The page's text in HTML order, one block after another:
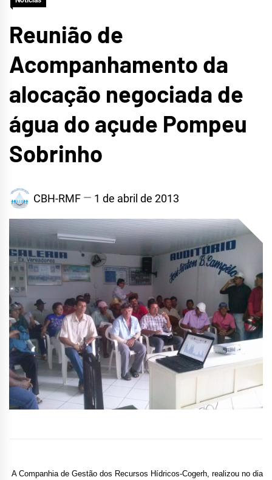
METROPOLITANA DE
FORTALEZA
Reunião de
Acompanhamento da
alocação negociada de
água do açude Pompeu
Sobrinho
CBH-RMF 1 de abril de 2013
A Companhia de Gestão dos Recursos Hídricos-Cogerh, realizou no dia